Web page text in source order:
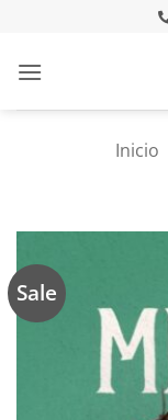
content
Inicio
Sale